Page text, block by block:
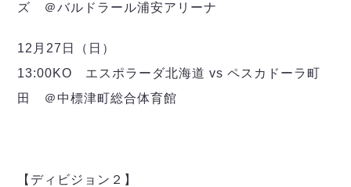
ズ ＠バルドラール浦安アリーナ
12月27日（日）
13:00KO エスポラーダ北海道 vs ペスカドーラ町
田 ＠中標津町総合体育館
【ディビジョン２】